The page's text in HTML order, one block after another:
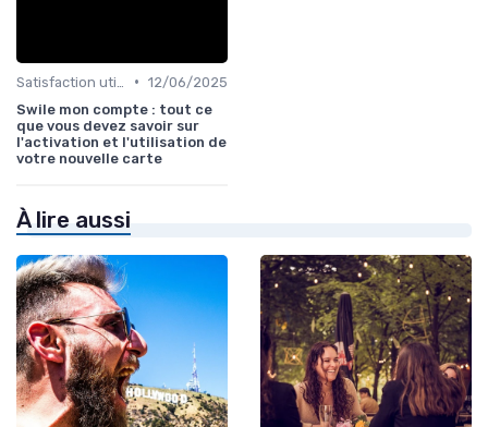
• 12/06/2025
Swile mon compte : tout ce
que vous devez savoir sur
l'activation et l'utilisation de
votre nouvelle carte
À lire aussi